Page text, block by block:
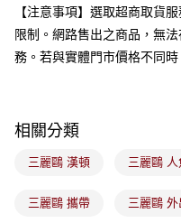
全盈+PAY
大哥付你分期
相關說明
流程，驗證手機門號後，選擇欲
3.實際核准額度、可分期數及費
消。如遇「轉專審核」未通過狀
運送方式
全家取貨付款
每筆NT$100，滿NT$899(含
【注意事項】選取超商取貨
限制。網路售出之商品，無
務。若與實體門市價格不同時
相關分類
三麗鷗 漢頓 三麗鷗 人
三麗鷗 攜帶 三麗鷗 外